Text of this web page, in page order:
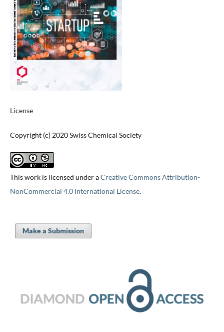
License
Copyright (c) 2020 Swiss Chemical Society
This work is licensed under aCreative Commons Attribution-
NonCommercial 4.0 International License.
Make a Submission